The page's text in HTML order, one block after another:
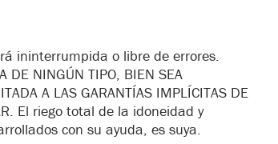
ininterrumpida o libre de errores.
DE NINGÚN TIPO, BIEN SEA
A LAS GARANTÍAS IMPLÍCITAS DE
El riego total de la idoneidad y
con su ayuda, es suya.